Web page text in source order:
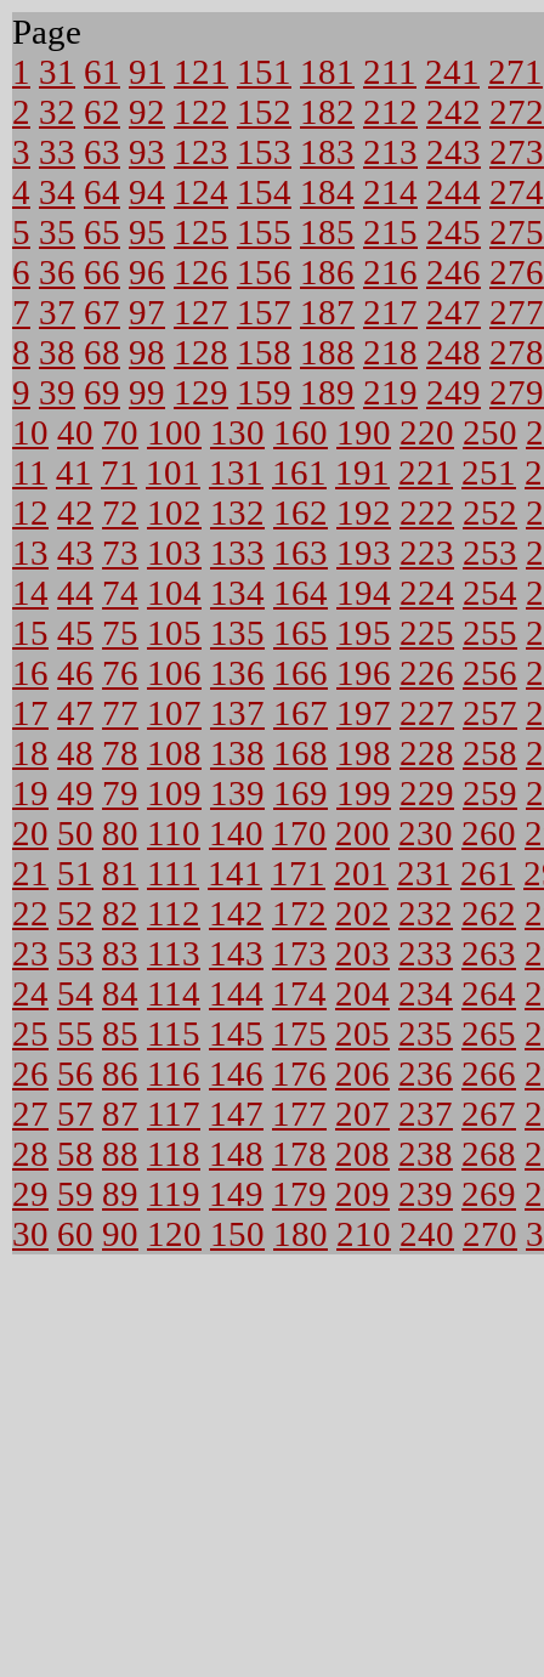
Page
1 31 61 91 121 151 181 211 241 271
2 32 62 92 122 152 182 212 242 272
3 33 63 93 123 153 183 213 243 273
4 34 64 94 124 154 184 214 244 274
5 35 65 95 125 155 185 215 245 275
6 36 66 96 126 156 186 216 246 276
7 37 67 97 127 157 187 217 247 277
8 38 68 98 128 158 188 218 248 278
9 39 69 99 129 159 189 219 249 279
10 40 70 100 130 160 190 220 250
11 41 71 101 131 161 191 221 251
12 42 72 102 132 162 192 222 252
13 43 73 103 133 163 193 223 253
14 44 74 104 134 164 194 224 254
15 45 75 105 135 165 195 225 255
16 46 76 106 136 166 196 226 256
17 47 77 107 137 167 197 227 257
18 48 78 108 138 168 198 228 258
19 49 79 109 139 169 199 229 259
20 50 80 110 140 170 200 230 260
21 51 81 111 141 171 201 231 261
22 52 82 112 142 172 202 232 262
23 53 83 113 143 173 203 233 263
24 54 84 114 144 174 204 234 264
25 55 85 115 145 175 205 235 265
26 56 86 116 146 176 206 236 266
27 57 87 117 147 177 207 237 267
28 58 88 118 148 178 208 238 268
29 59 89 119 149 179 209 239 269
30 60 90 120 150 180 210 240 270